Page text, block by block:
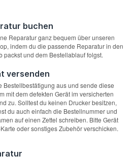
buchen
Reparatur ganz bequem über unseren
indem du die passende Reparatur in den
packst und dem Bestellablauf folgst.
versenden
Bestellbestätigung aus und sende diese
mit dem defekten Gerät im versicherten
zu. Solltest du keinen Drucker besitzen,
du auch einfach die Bestellnummer und
auf einen Zettel schreiben. Bitte Gerät
oder sonstiges Zubehör verschicken.